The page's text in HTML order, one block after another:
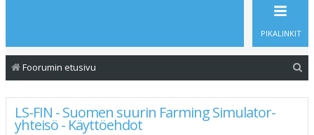
PIKALINKIT
Foorumin etusivu
LS-FIN - Suomen suurin Farming Simulator-
yhteisö - Käyttöehdot